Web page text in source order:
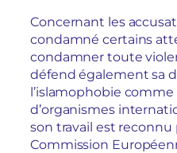
Concernant les
condamné certains
condamner toute
défend également sa
l’islamophobie
d’organismes
son travail est reconnu
Commission